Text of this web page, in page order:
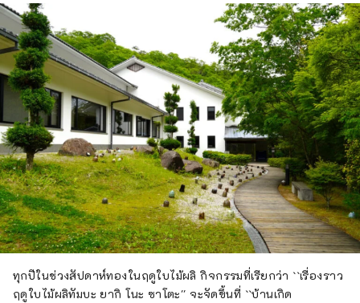
ทุกปีในช่วงสัปดาห์ทองในฤดูใบไม้ผลิ กิจกรรมที่เรียกว่า ``เรื่องราว
ฤดูใบไม้ผลิทัมบะ ยากิ โนะ ซาโตะ'' จะจัดขึ้นที่ ``บ้านเกิด